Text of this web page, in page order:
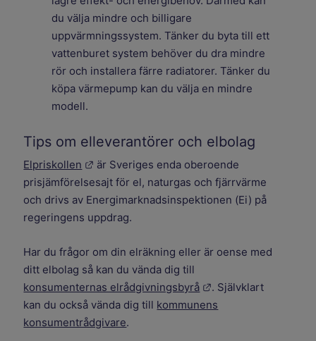
du välja mindre och billigare
uppvärmningssystem. Tänker du byta till ett
vattenburet system behöver du dra mindre
rör och installera färre radiatorer. Tänker du
köpa värmepump kan du välja en mindre
modell.
Tips om elleverantörer och elbolag
Elpriskollen Länk till annan webbplats.
är Sveriges enda oberoende
prisjämförelsesajt för el, naturgas och fjärrvärme
och drivs av Energimarknadsinspektionen (Ei) på
regeringens uppdrag.
Har du frågor om din elräkning eller är oense med
ditt elbolag så kan du vända dig till
konsumenternas elrådgivningsbyrå
Länk till annan
. Självklart
kan du också vända dig till kommunens
konsumentrådgivare.